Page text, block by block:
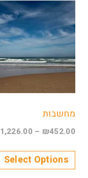
מחשבות
₪452.00
–
1,226.00
Select Options